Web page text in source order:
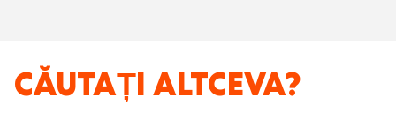
CĂUTAȚI ALTCEVA?